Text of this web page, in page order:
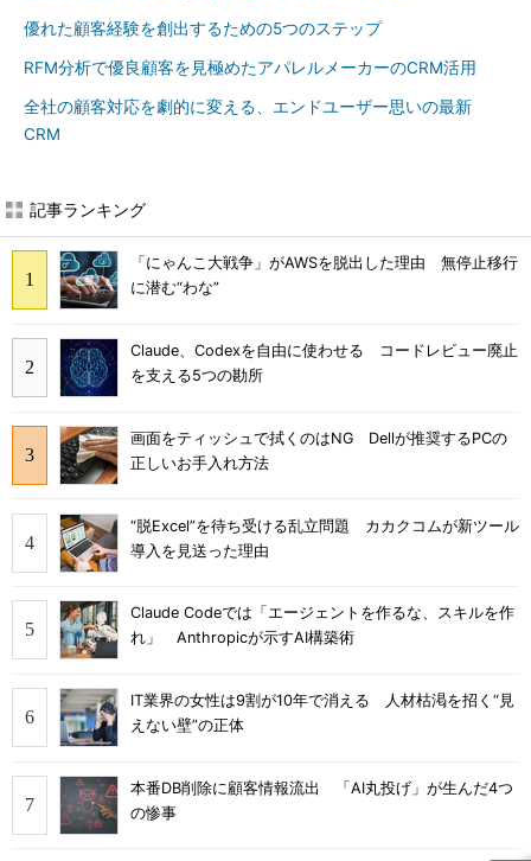
優れた顧客経験を創出するための5つのステップ
RFM分析で優良顧客を見極めたアパレルメーカーのCRM活用
全社の顧客対応を劇的に変える、エンドユーザー思いの最新
CRM
記事ランキング
「にゃんこ大戦争」がAWSを脱出した理由 無停止移行
に潜む“わな”
Claude、Codexを自由に使わせる コードレビュー廃止
を支える5つの勘所
画面をティッシュで拭くのはNG Dellが推奨するPCの
正しいお手入れ方法
“脱Excel”を待ち受ける乱立問題 カカクコムが新ツール
導入を見送った理由
Claude Codeでは「エージェントを作るな、スキルを作
れ」 Anthropicが示すAI構築術
IT業界の女性は9割が10年で消える 人材枯渇を招く“見
えない壁”の正体
本番DB削除に顧客情報流出 「AI丸投げ」が生んだ4つ
の惨事